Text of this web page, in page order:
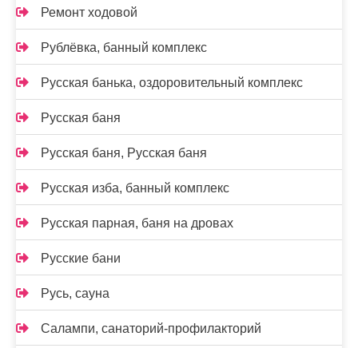
Ремонт ходовой
Рублёвка, банный комплекс
Русская банька, оздоровительный комплекс
Русская баня
Русская баня, Русская баня
Русская изба, банный комплекс
Русская парная, баня на дровах
Русские бани
Русь, сауна
Салампи, санаторий-профилакторий